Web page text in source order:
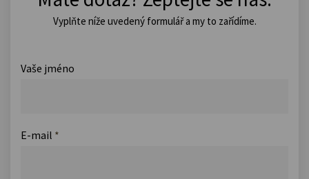
Vyplňte níže uvedený formulář a my to zařídíme.
Vaše jméno
E-mail *